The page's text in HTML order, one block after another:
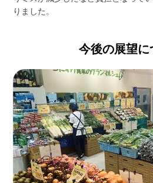
りました。
今後の展望に